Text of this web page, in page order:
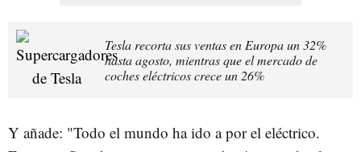
Tesla recorta sus ventas en Europa un 32%
hasta agosto, mientras que el mercado de
coches eléctricos crece un 26%
Y añade: "Todo el mundo ha ido a por el eléctrico.